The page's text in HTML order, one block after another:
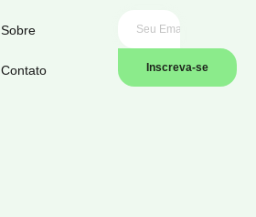
Sobre
Contato Inscreva-se